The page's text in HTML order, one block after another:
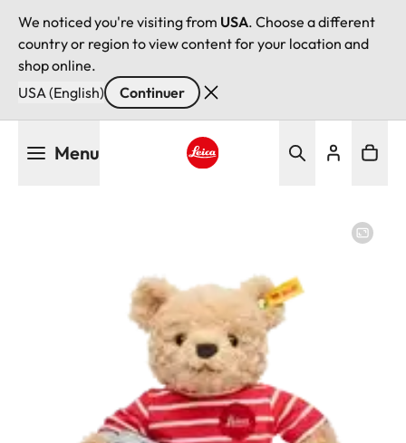
We noticed you're visiting from USA. Choose a different
country or region to view content for your location and
shop online.
USA (English)
Continuer
Menu